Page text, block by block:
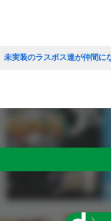
未実装のラスボス達が仲間に